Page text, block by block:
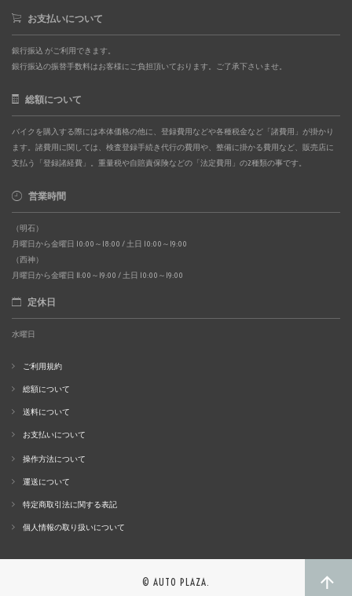
お支払いについて
銀行振込 がご利用できます。
銀行振込の振替手数料はお客様にご負担頂いております。ご了承下さいませ。
総額について
バイクを購入する際には本体価格の他に、登録費用などや各種税金など「諸費用」が掛かり
ます。諸費用に関しては、検査登録手続き代行の費用や、整備に掛かる費用など、販売店に
支払う「登録諸経費」。重量税や自賠責保険などの「法定費用」の2種類の事です。
営業時間
（明石）
月曜日から金曜日 10:00～18:00 / 土日 10:00～19:00
（西神）
月曜日から金曜日 11:00～19:00 / 土日 10:00～19:00
定休日
水曜日
ご利用規約
総額について
送料について
お支払いについて
操作方法について
運送について
特定商取引法に関する表記
個人情報の取り扱いについて
© AUTO PLAZA.